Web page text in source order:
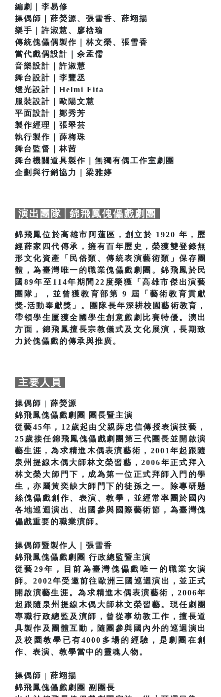
編劇｜李易修
操偶師｜薛熒源、張雪香、薛翊揚
樂手｜許淑慧、廖梒瑜
傳統傀儡偶製作｜林文榮、張雪香
當代戲偶設計｜余孟儒
音樂設計｜許淑慧
舞台設計｜李豐丞
燈光設計｜Helmi Fita
服裝設計｜歐陽文慧
平面設計｜鄭秀芳
製作經理｜張翠芸
執行製作｜薛梅珠
舞台監督｜林茜
舞台機關道具製作｜無獨有偶工作室劇團
企劃與行銷協力｜梁雅婷
演出團隊│錦飛鳳傀儡戲劇團
錦飛鳳位於高雄市阿蓮區，創立於 1920 年，歷
經薛家四代傳承，擁有百年歷史，榮獲雙登錄無
形文化資產「民俗類、傳統表演藝術類」保存團
體，為臺灣唯一的職業傀儡戲劇團。錦飛鳳於民
國89年至114年期間22度榮獲「高雄市傑出演藝
團隊」，並曾獲教育部第 9 屆「藝術教育貢獻
獎-活動奉獻獎」。團隊長年深耕校園藝術教育，
帶領學生屢獲全國學生創意戲劇比賽特優。演出
方面，錦飛鳳擅長宗教儀式及文化展演，長期致
力於傀儡戲的傳承與推廣。
主要人員
操偶師 | 薛熒源
錦飛鳳傀儡戲劇團 團長暨主演
從藝45年，12歲起由父親薛忠信傳授表演技藝，
25歲接任錦飛鳳傀儡戲劇團第三代團長並開啟演
藝生涯，為求精進木偶表演藝術，2001年起跟隨
泉州提線木偶大師林文榮習藝，2006年正式拜入
林文榮大師門下，成為第一位正式拜師入門的學
生，亦屬黃奕缺大師門下的徒孫之一。除專研懸
絲傀儡戲創作、表演、教學，並經常率團於國內
各地巡迴演出、出國參與國際藝術節，為臺灣傀
儡戲重要的職業演師。
操偶師暨製作人｜張雪香
錦飛鳳傀儡戲劇團 行政總監暨主演
從藝29年，目前為臺灣傀儡戲唯一的職業女演
師。2002年受邀前往歐洲三國巡迴演出，並正式
開啟演藝生涯。為求精進木偶表演藝術，2006年
起跟隨泉州提線木偶大師林文榮習藝。現任劇團
專職行政總監及演師，曾從事幼教工作，擅長道
具製作及團體互動，隨團參與國內外的巡迴演出
及校園教學已有4000多場的經驗，是劇團在創
作、表演、教學當中的靈魂人物。
操偶師 | 薛翊揚
錦飛鳳傀儡戲劇團 副團長